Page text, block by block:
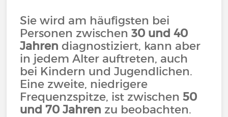
Sie wird am häufigsten bei
Personen zwischen 30 und 40
Jahren diagnostiziert, kann aber
in jedem Alter auftreten, auch
bei Kindern und Jugendlichen.
Eine zweite, niedrigere
Frequenzspitze, ist zwischen50
und 70 Jahren zu beobachten.